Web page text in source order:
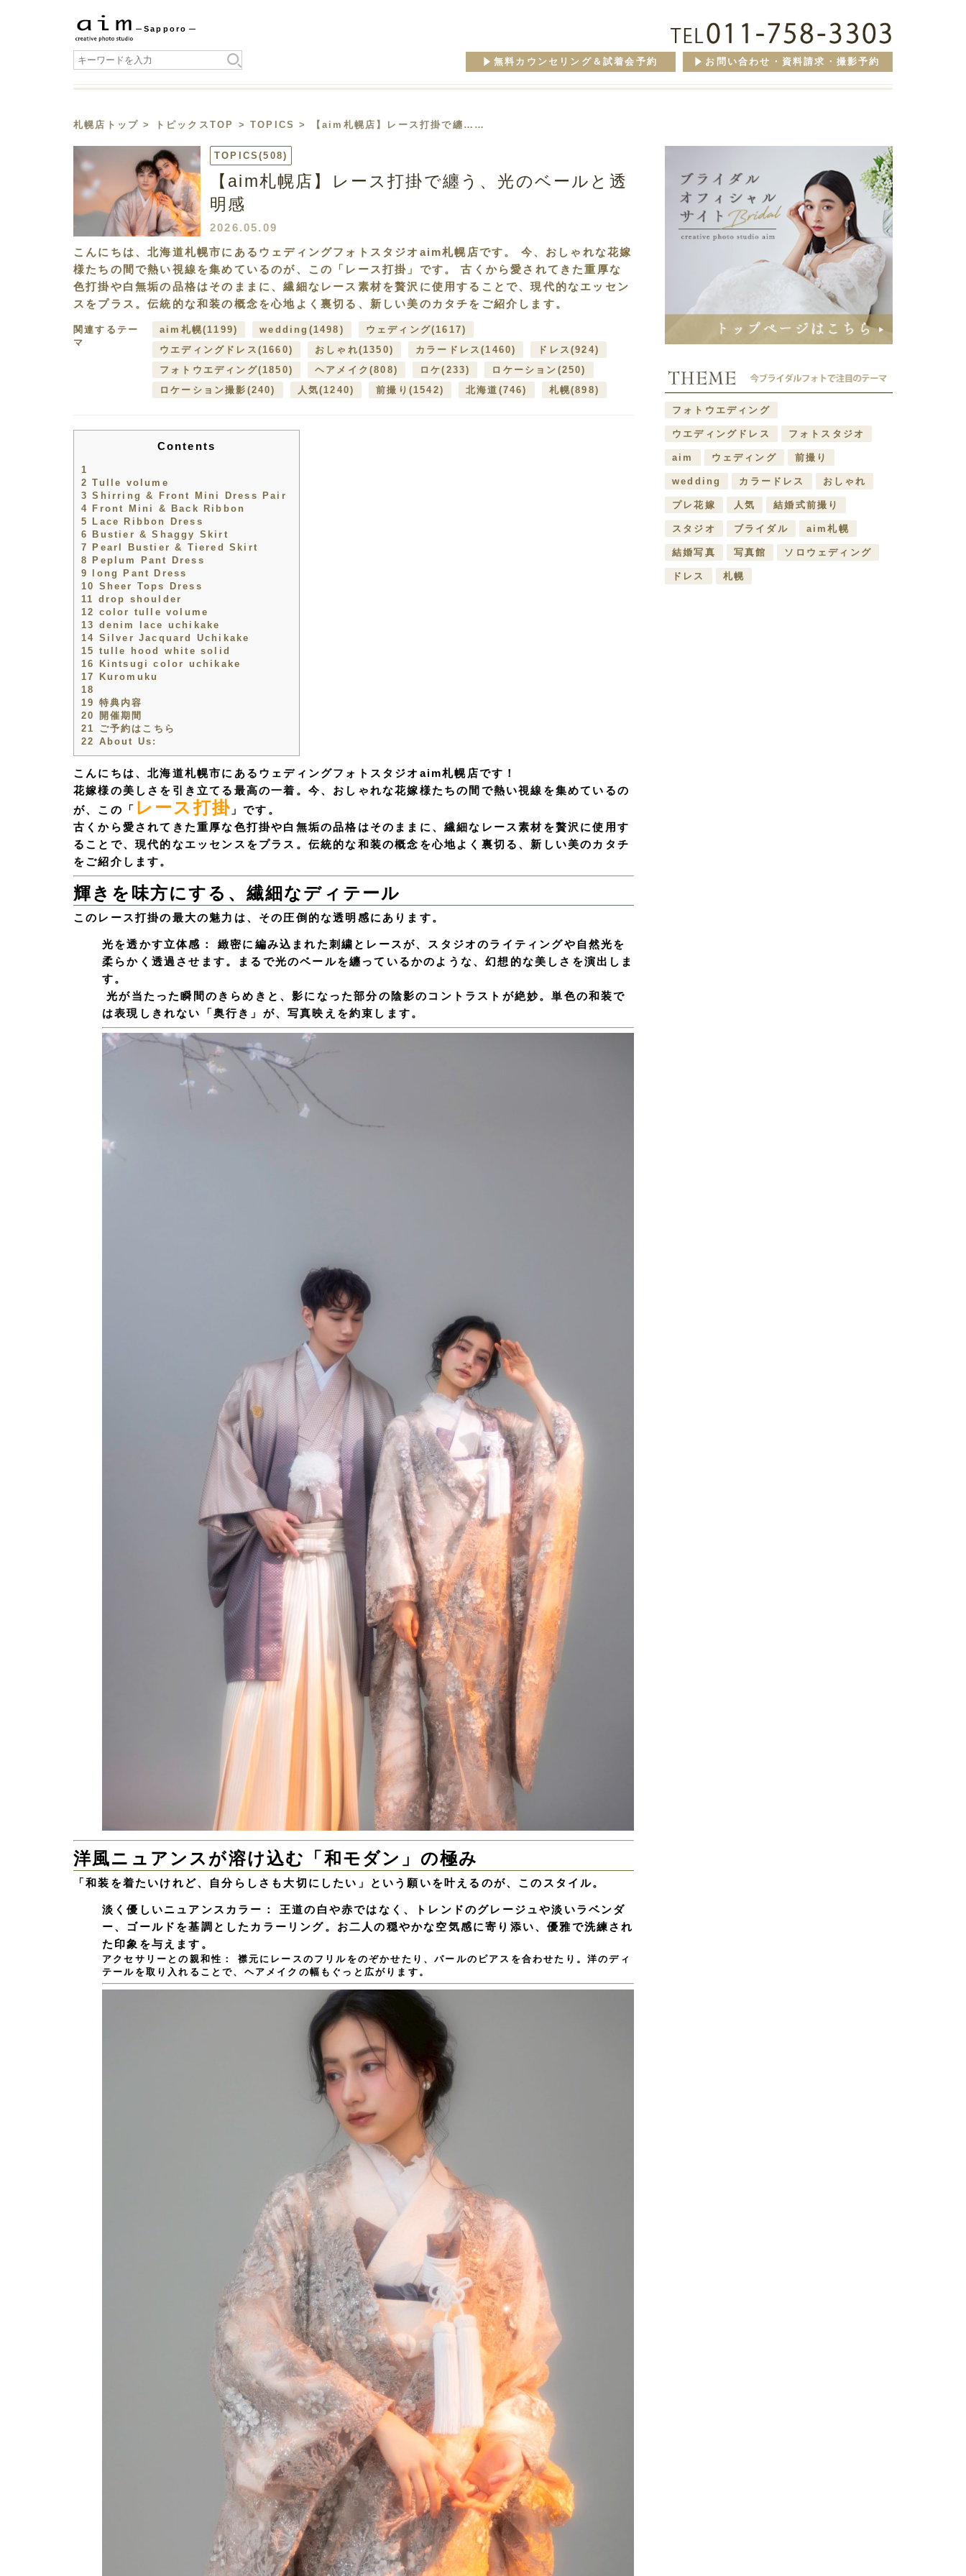
Sapporo
お問い合わせ・資料請求・撮影予約
無料カウンセリング＆試着会予約
札幌店トップ > トピックスTOP >TOPICS > 【aim札幌店】レース打掛で纏……
TOPICS(508)
【aim札幌店】レース打掛で纏う、光のベールと透
明感
2026.05.09
こんにちは、北海道札幌市にあるウェディングフォトスタジオaim札幌店です。 今、おしゃれな花嫁
様たちの間で熱い視線を集めているのが、この「レース打掛」です。 古くから愛されてきた重厚な
色打掛や白無垢の品格はそのままに、繊細なレース素材を贅沢に使用することで、現代的なエッセン
スをプラス。伝統的な和装の概念を心地よく裏切る、新しい美のカタチをご紹介します。
関連するテー
マ
aim札幌(1199) wedding (1498) ウェディング(1617)
ウエディングドレス (1660) おしゃれ(1350) カラードレス(1460) ドレス(924)
フォトウエディング(1850) ヘアメイク(808) ロケ(233) ロケーション (250)
ロケーション撮影 (240) 人気(1240) 前撮り (1542) 北海道 (746) 札幌(898)
Contents
1
2 Tulle volume
3 Shirring & Front Mini Dress Pair
4 Front Mini & Back Ribbon
5
Lace Ribbon Dress
6
Bustier & Shaggy Skirt
7
Pearl Bustier & Tiered Skirt
8
Peplum Pant Dress
9
long Pant Dress
10 Sheer Tops Dress
11 drop shoulder
12 color tulle volume
13 denim lace uchikake
14 Silver Jacquard Uchikake
15 tulle hood white solid
16
Kintsugi color uchikake
17
Kuromuku
18
19 特典内容
20
開催期間
21
ご予約はこちら
22 About Us:
こんにちは、北海道札幌市にあるウェディングフォトスタジオaim札幌店です！
花嫁様の美しさを引き立てる最高の一着。今、おしゃれな花嫁様たちの間で熱い視線を集めているの
が、この
「 レース打掛 」です。
古くから愛されてきた重厚な色打掛や白無垢の品格はそのままに、繊細なレース素材を贅沢に使用す
ることで、現代的なエッセンスをプラス。伝統的な和装の概念を心地よく裏切る、新しい美のカタチ
をご紹介します。
輝きを味方にする、繊細なディテール
このレース打掛の最大の魅力は、その圧倒的な透明感にあります。
光を透かす立体感：
緻密に編み込まれた刺繍とレースが、スタジオのライティングや自然光を
柔らかく透過させます。まるで光のベールを纏っているかのような、幻想的な美しさを演出しま
す。
光が当たった瞬間のきらめきと、影になった部分の陰影のコントラストが絶妙。単色の和装で
は表現しきれない「奥行き」が、写真映えを約束します。
洋風ニュアンスが溶け込む「和モダン」の極み
「和装を着たいけれど、自分らしさも大切にしたい」という願いを叶えるのが、このスタイル。
淡く優しいニュアンスカラー：
王道の白や赤ではなく、トレンドのグレージュや淡いラベンダ
ー、ゴールドを基調としたカラーリング。お二人の穏やかな空気感に寄り添い、優雅で洗練され
た印象を与えます。
アクセサリーとの親和性：
襟元にレースのフリルをのぞかせたり、パールのピアスを合わせたり。洋のディ
テールを取り入れることで、ヘアメイクの幅もぐっと広がります。
フォトウエディング
ウエディングドレス フォトスタジオ
aim ウェディング 前撮り
wedding カラードレス おしゃれ
プレ花嫁 人気 結婚式前撮り
スタジオ ブライダル aim札幌
結婚写真 写真館 ソロウェディング
ドレス 札幌